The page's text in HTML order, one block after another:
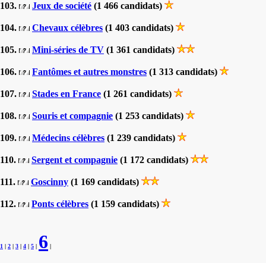
103. Jeux de société (1 466 candidats)
104. Chevaux célèbres (1 403 candidats)
105. Mini-séries de TV (1 361 candidats)
106. Fantômes et autres monstres (1 313 candidats)
107. Stades en France (1 261 candidats)
108. Souris et compagnie (1 253 candidats)
109. Médecins célèbres (1 239 candidats)
110. Sergent et compagnie (1 172 candidats)
111. Goscinny (1 169 candidats)
112. Ponts célèbres (1 159 candidats)
1 | 2 | 3 | 4 | 5 | 6 |